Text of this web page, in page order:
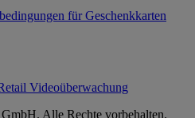
für Geschenkkarten
Videoüberwachung
Alle Rechte vorbehalten.